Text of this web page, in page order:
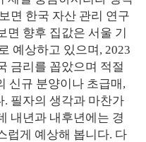
면 한국 자산 관리 연구
면 향후 집값은 서울 기
예상하고 있으며, 2023
금리를 꼽았으며 적절
신규 분양이나 초급매,
필자의 생각과 마찬가
내년과 내후년에는 경
럽게 예상해 봅니다. 다